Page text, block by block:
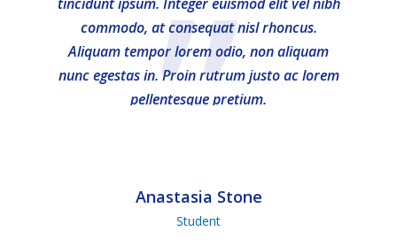
”
commodo, at consequat nisl rhoncus.
Aliquam tempor lorem odio, non aliquam
nunc egestas in. Proin rutrum justo ac lorem
pellentesque pretium.
Anastasia Stone
Student